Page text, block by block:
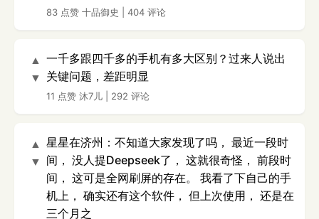
83 点赞 十品御史 404 评论
▲
▼
一千多跟四千多的手机有多大区别？过来人说出
关键问题，差距明显
11 点赞 沐7儿 292 评论
▲
▼
星星在济州：不知道大家发现了吗， 最近一段时
间， 没人提Deepseek了， 这就很奇怪， 前段时
间， 这可是全网刷屏的存在。 我看了下自己的手
机上， 确实还有这个软件， 但上次使用， 还是在
三个月之